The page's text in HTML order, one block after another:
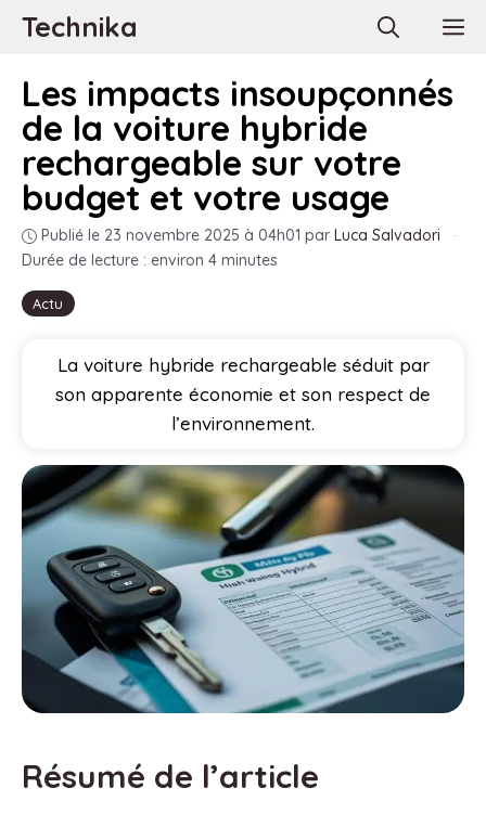
AllerTechnika
Actu
Les impacts insoupçonnés
de la voiture hybride
rechargeable sur votre
budget et votre usage
Publié le 23 novembre 2025 à 04h01 par Luca Salvadori
·
Durée de lecture : environ 4 minutes
La voiture hybride rechargeable séduit par
son apparente économie et son respect de
l’environnement.
Résumé de l’article